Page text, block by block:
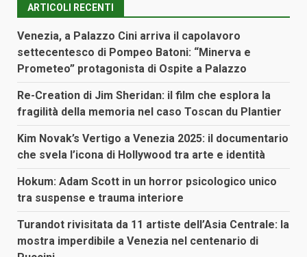
ARTICOLI RECENTI
Venezia, a Palazzo Cini arriva il capolavoro
settecentesco di Pompeo Batoni: “Minerva e
Prometeo” protagonista di Ospite a Palazzo
Re-Creation di Jim Sheridan: il film che esplora la
fragilità della memoria nel caso Toscan du Plantier
Kim Novak’s Vertigo a Venezia 2025: il documentario
che svela l’icona di Hollywood tra arte e identità
Hokum: Adam Scott in un horror psicologico unico
tra suspense e trauma interiore
Turandot rivisitata da 11 artiste dell’Asia Centrale: la
mostra imperdibile a Venezia nel centenario di